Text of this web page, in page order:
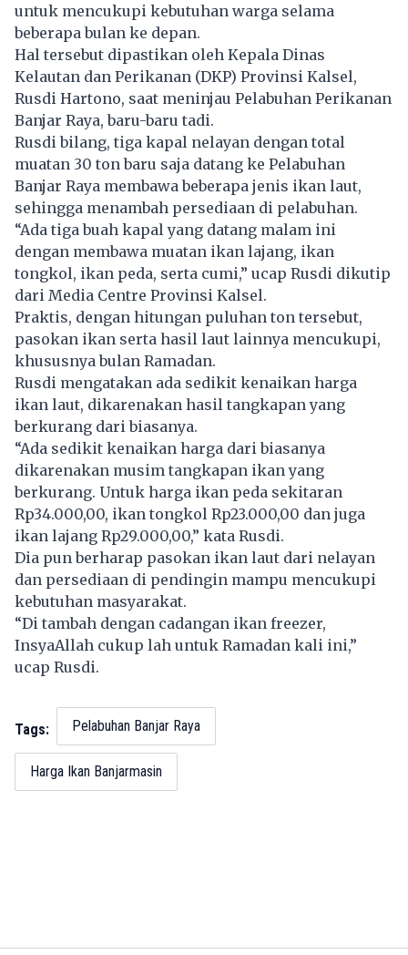
untuk mencukupi kebutuhan warga selama
beberapa bulan ke depan.
Hal tersebut dipastikan oleh Kepala Dinas
Kelautan dan Perikanan (DKP) Provinsi Kalsel,
Rusdi Hartono, saat meninjau Pelabuhan Perikanan
Banjar Raya, baru-baru tadi.
Rusdi bilang, tiga kapal nelayan dengan total
muatan 30 ton baru saja datang ke Pelabuhan
Banjar Raya membawa beberapa jenis ikan laut,
sehingga menambah persediaan di pelabuhan.
“Ada tiga buah kapal yang datang malam ini
dengan membawa muatan ikan lajang, ikan
tongkol, ikan peda, serta cumi,” ucap Rusdi dikutip
dari Media Centre Provinsi Kalsel.
Praktis, dengan hitungan puluhan ton tersebut,
pasokan ikan serta hasil laut lainnya mencukupi,
khususnya bulan Ramadan.
Rusdi mengatakan ada sedikit kenaikan harga
ikan laut, dikarenakan hasil tangkapan yang
berkurang dari biasanya.
“Ada sedikit kenaikan harga dari biasanya
dikarenakan musim tangkapan ikan yang
berkurang. Untuk harga ikan peda sekitaran
Rp34.000,00, ikan tongkol Rp23.000,00 dan juga
ikan lajang Rp29.000,00,” kata Rusdi.
Dia pun berharap pasokan ikan laut dari nelayan
dan persediaan di pendingin mampu mencukupi
kebutuhan masyarakat.
“Di tambah dengan cadangan ikan freezer,
InsyaAllah cukup lah untuk Ramadan kali ini,”
ucap Rusdi.
Tags: Pelabuhan Banjar Raya
Harga Ikan Banjarmasin